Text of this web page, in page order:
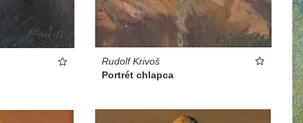
Rudolf Krivoš
Portrét chlapca